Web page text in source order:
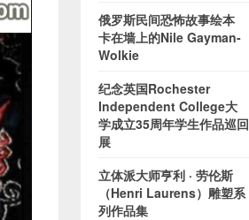
俄罗斯民间恐怖故事绘本
卡在墙上的Nile Gayman-
Wolkie
纪念英国Rochester
Independent College大
学成立35周年学生作品巡回
展
立体派大师亨利 · 劳伦斯
（Henri Laurens）雕塑系
列作品集